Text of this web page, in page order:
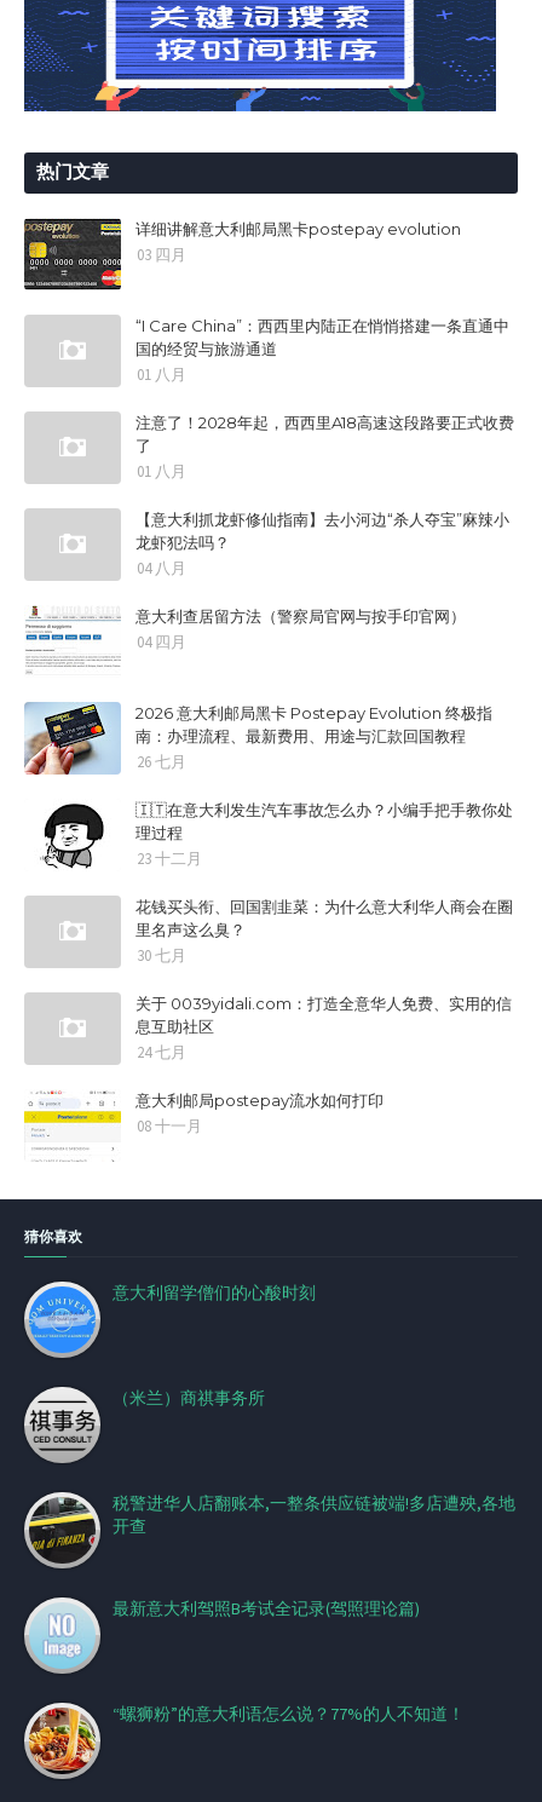
热门文章
详细讲解意大利邮局黑卡postepay evolution
03 四月
“I Care China”：西西里内陆正在悄悄搭建一条直通中
国的经贸与旅游通道
01 八月
注意了！2028年起，西西里A18高速这段路要正式收费
了
01 八月
【意大利抓龙虾修仙指南】去小河边“杀人夺宝”麻辣小
龙虾犯法吗？
04 八月
意大利查居留方法（警察局官网与按手印官网）
04 四月
2026 意大利邮局黑卡 Postepay Evolution 终极指
南：办理流程、最新费用、用途与汇款回国教程
26 七月
🇮🇹在意大利发生汽车事故怎么办？小编手把手教你处
理过程
23 十二月
花钱买头衔、回国割韭菜：为什么意大利华人商会在圈
里名声这么臭？
30 七月
关于 0039yidali.com：打造全意华人免费、实用的信
息互助社区
24 七月
意大利邮局postepay流水如何打印
08 十一月
猜你喜欢
意大利留学僧们的心酸时刻
（米兰）商祺事务所
税警进华人店翻账本,一整条供应链被端!多店遭殃,各地
开查
最新意大利驾照B考试全记录(驾照理论篇)
“螺狮粉”的意大利语怎么说？77%的人不知道！